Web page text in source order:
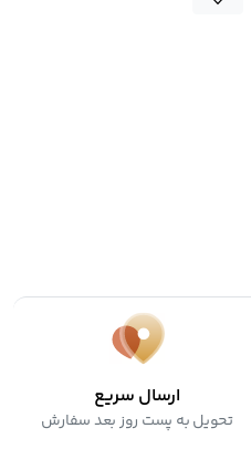
ارسال سریع
تحویل به پست روز بعد سفارش